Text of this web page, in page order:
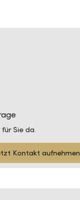
Sie da.
Kontakt aufnehmen